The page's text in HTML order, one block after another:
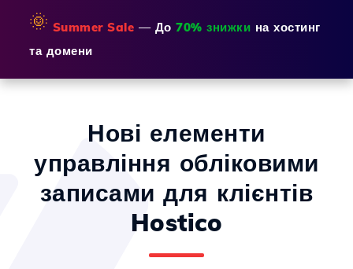
🌞 Summer Sale — До 70% знижки на хостинг
та домени
Нові елементи
управління обліковими
записами для клієнтів
Hostico